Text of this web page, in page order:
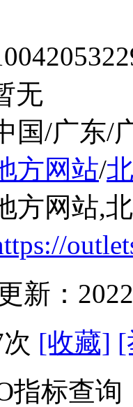
无
国/广东/
方网站/
方网站,
新：
次 [收藏] [
指标查询